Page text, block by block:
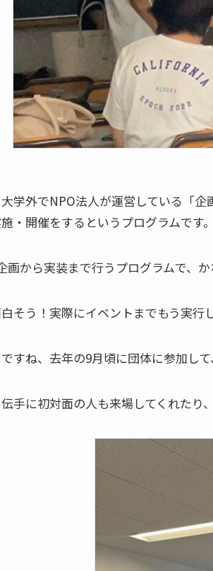
学外でNPO法人が運営している「
・開催をするというプログラムです。
画から実装まで行うプログラムで、
白そう！実際にイベントまでもう実行
ですね、去年の9月頃に団体に参加し
手に初対面の人も来場してくれたり